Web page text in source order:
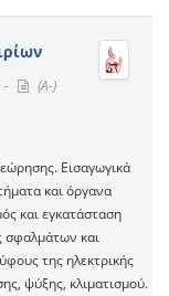
-
(A-)
Εισαγωγικά
και όργανα
και εγκατάσταση
σφαλμάτων και
της ηλεκτρικής
ψύξης, κλιματισμού.